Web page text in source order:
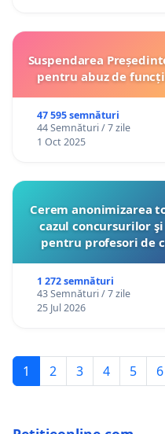
Suspendarea
pentru abuz de
47 595 semnături
44 Semnături / 7 zile
1 Oct 2025
Cerem anonimizarea
cazul concursurilor
pentru profesori de
1 272 semnături
43 Semnături / 7 zile
25 Jul 2026
1 2 3 4 5 6